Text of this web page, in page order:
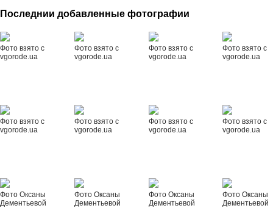
Последнии добавленные фотографии
Фото взято с
vgorode.ua
Фото взято с
vgorode.ua
Фото взято с
vgorode.ua
Фото взято с
vgorode.ua
Фото взято с
vgorode.ua
Фото взято с
vgorode.ua
Фото взято с
vgorode.ua
Фото взято с
vgorode.ua
Фото Оксаны
Дементьевой
Фото Оксаны
Дементьевой
Фото Оксаны
Дементьевой
Фото Оксаны
Дементьевой